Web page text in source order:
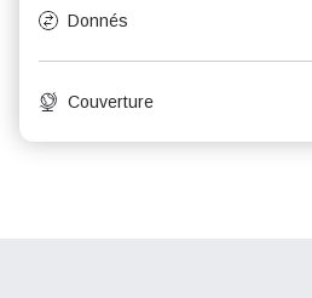
Donnés
Couverture